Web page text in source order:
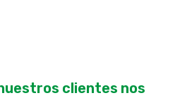
clientes nos